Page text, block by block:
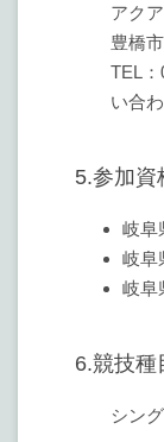
アク
豊橋
TEL
い合
5.参加資
岐阜
岐阜
岐阜
6.競技種
シン